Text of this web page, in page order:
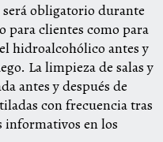
obligatorio durante
para clientes como para
hidroalcohólico antes y
La limpieza de salas y
antes y después de
con frecuencia tras
informativos en los